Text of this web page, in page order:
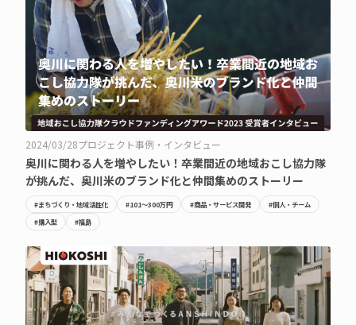
2024/03/28プロジェクト事例・インタビュー
奥川に関わる人を増やしたい！卒業間近の地域おこし協力隊
が挑んだ、奥川米のブランド化と仲間集めのストーリー
#まちづくり・地域活性化 #101〜300万円 #商品・サービス開発
#個人・チーム
#購入型
#福島